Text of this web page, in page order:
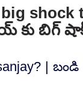
shock
కు బిగ్
sanjay? |